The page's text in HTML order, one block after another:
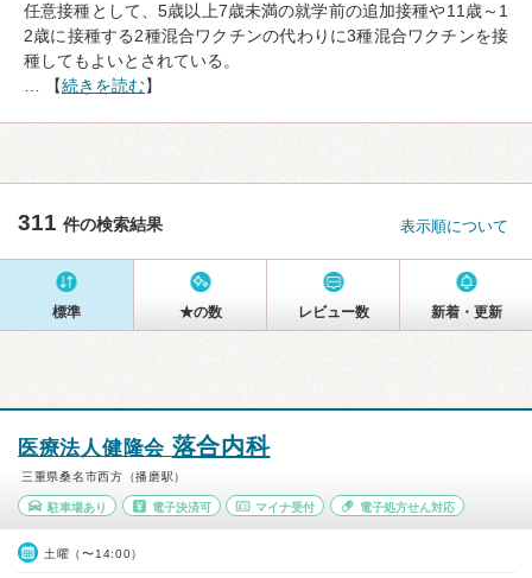
任意接種として、5歳以上7歳未満の就学前の追加接種や11歳～1
2歳に接種する2種混合ワクチンの代わりに3種混合ワクチンを接
種してもよいとされている。
… 【続きを読む】
311 件の検索結果 表示順について
標準 ★の数 レビュー数 新着・更新
医療法人健隆会 落合内科
三重県桑名市西方（播磨駅）
駐車場あり 電子決済可 マイナ受付 電子処方せん対応
土曜（〜14:00）